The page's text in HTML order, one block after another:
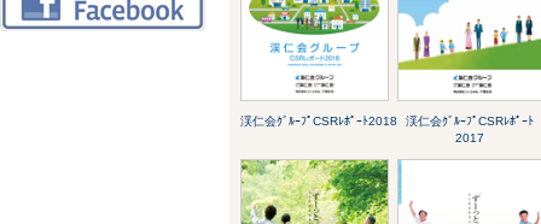
渓仁会ｸﾞﾙｰﾌﾟCSRﾚﾎﾟｰﾄ2018
渓仁会ｸﾞﾙｰﾌﾟCSRﾚﾎﾟｰﾄ
2017